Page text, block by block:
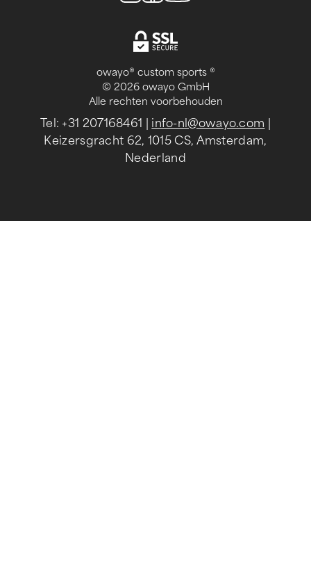
owayo® custom sports ®
© 2026 owayo GmbH
Alle rechten voorbehouden
Tel: +31 207168461 info-nl@owayo.com
Keizersgracht 62, 1015 CS, Amsterdam,
Nederland